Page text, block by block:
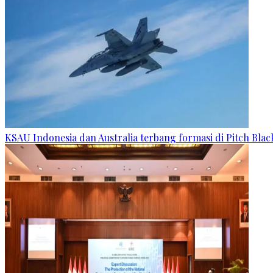
KSAU Indonesia dan Australia terbang formasi di Pitch